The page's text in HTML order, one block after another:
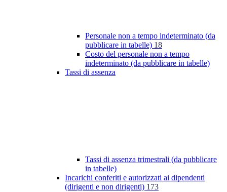
Personale non a tempo indeterminato (da
pubblicare in tabelle) 18
Costo del personale non a tempo
indeterminato (da pubblicare in tabelle)
Tassi di assenza
Tassi di assenza trimestrali (da pubblicare
in tabelle)
Incarichi conferiti e autorizzati ai dipendenti
(dirigenti e non dirigenti) 173